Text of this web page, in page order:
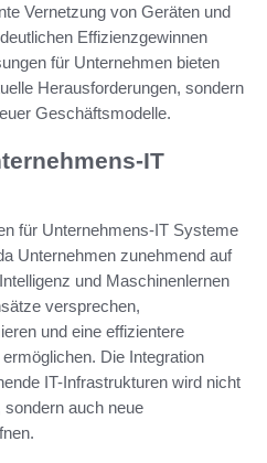
Vernetzung von Geräten und
Effizienzgewinnen
für Unternehmen bieten
Herausforderungen, sondern
Geschäftsmodelle.
IT
für Unternehmens-IT Systeme
Unternehmen zunehmend auf
und Maschinenlernen
versprechen,
und eine effizientere
Die Integration
IT-Infrastrukturen wird nicht
auch neue